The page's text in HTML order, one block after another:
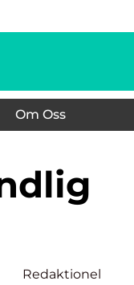
Om Oss
Redaktionel